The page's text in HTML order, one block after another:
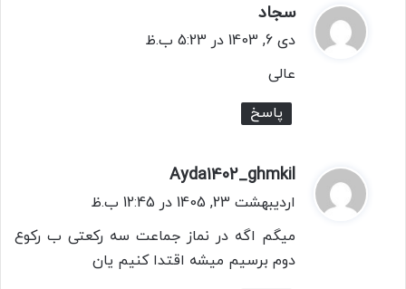
سجاد
ف
دی 6, 1403 در 5:23 ب.ظ
عالی
پاسخ
Ayda1402_ghmkil
ف
اردیبهشت 23, 1405 در 12:45 ب.ظ
میگم اگه در نماز جماعت سه رکعتی ب رکوع
دوم برسیم میشه اقتدا کنیم یان